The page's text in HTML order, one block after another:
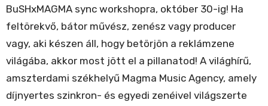
BuSHxMAGMA sync workshopra, október 30-ig! Ha
feltörekvő, bátor művész, zenész vagy producer
vagy, aki készen áll, hogy betörjön a reklámzene
világába, akkor most jött el a pillanatod! A világhírű,
amszterdami székhelyű Magma Music Agency, amely
díjnyertes szinkron- és egyedi zenéivel világszerte